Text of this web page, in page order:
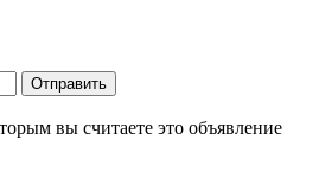
Отправить
вы считаете это объявление